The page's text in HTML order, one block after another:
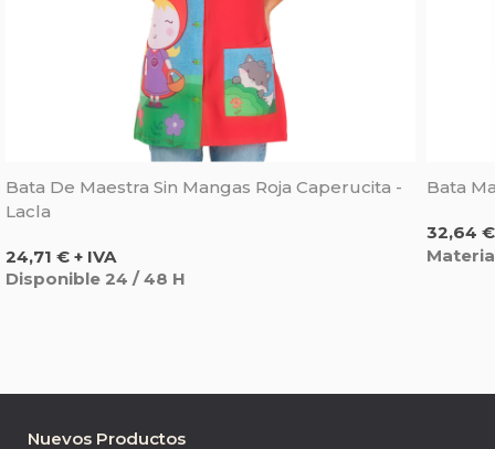
Bata De Maestra Sin Mangas Roja Caperucita -
Lacla
Precio
24,71 € + IVA
Disponible 24 / 48 H
Bata
Precio
32,64 €
Nuevos Productos